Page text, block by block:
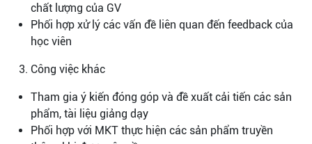
chất lượng của GV
Phối hợp xử lý các vấn đề liên quan đến feedback của
học viên
Công việc khác
Tham gia ý kiến đóng góp và đề xuất cải tiến các sản
phẩm, tài liệu giảng dạy
Phối hợp với MKT thực hiện các sản phẩm truyền